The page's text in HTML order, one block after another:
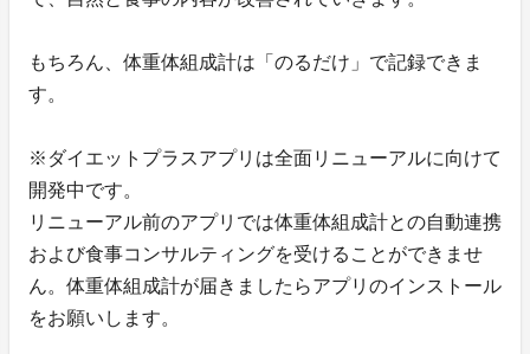
もちろん、体重体組成計は「のるだけ」で記録できま
す。
※ダイエットプラスアプリは全面リニューアルに向けて
開発中です。
リニューアル前のアプリでは体重体組成計との自動連携
および食事コンサルティングを受けることができませ
ん。体重体組成計が届きましたらアプリのインストール
をお願いします。